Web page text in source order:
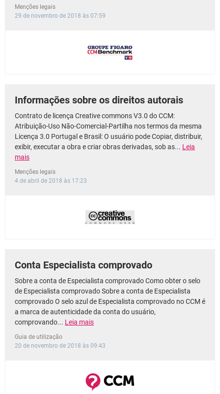
Menções legais
29 de novembro de 2018 às 07:59
Informações sobre os direitos autorais
Contrato de licença Creative commons V3.0 do CCM:
Atribuição-Uso Não-Comercial-Partilha nos termos da mesma
Licença 3.0 Portugal e Brasil: O usuário pode Copiar, distribuir,
exibir, executar a obra e criar obras derivadas, sob as... Leia
mais
Menções legais
4 de abril de 2018 às 17:23
Conta Especialista comprovado
Sobre a conta de Especialista comprovado Como obter o selo
de Especialista comprovado Sobre a conta de Especialista
comprovado O selo azul de Especialista comprovado no CCM é
a marca de autenticidade da conta do usuário,
comprovando... Leia mais
Guia de utilização
20 de novembro de 2018 às 09:43